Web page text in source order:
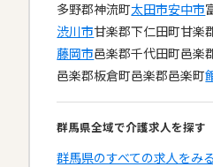
多野郡神流町太田市安中市
渋川市甘楽郡下仁田町甘楽
藤岡市邑楽郡千代田町邑楽
邑楽郡板倉町邑楽郡邑楽町
群馬県全域で介護求人を探す
群馬県のすべての求人をみる